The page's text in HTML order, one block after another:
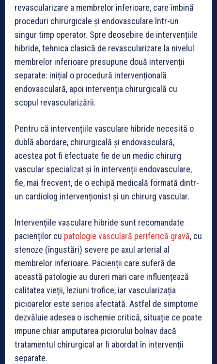
revascularizare a membrelor inferioare, care îmbină
proceduri chirurgicale și endovasculare într-un
singur timp operator. Spre deosebire de intervențiile
hibride, tehnica clasică de revascularizare la nivelul
membrelor inferioare presupune două intervenții
separate: inițial o procedură intervențională
endovasculară, apoi intervenția chirurgicală cu
scopul revascularizării.
Pentru că intervențiile vasculare hibride necesită o
dublă abordare, chirurgicală și endovasculară,
acestea pot fi efectuate fie de un medic chirurg
vascular specializat și în intervenții endovasculare,
fie, mai frecvent, de o echipă medicală formată dintr-
un cardiolog intervenționist și un chirurg vascular.
Intervențiile vasculare hibride sunt recomandate
pacienților cu patologie vasculară periferică gravă, cu
stenoze (îngustări) severe pe axul arterial al
membrelor inferioare. Pacienții care suferă de
această patologie au dureri mari care influențează
calitatea vieții, leziuni trofice, iar vascularizația
picioarelor este serios afectată. Astfel de simptome
dezvăluie adesea o ischemie critică, situație ce poate
impune chiar amputarea piciorului bolnav dacă
tratamentul chirurgical ar fi abordat în intervenții
separate.